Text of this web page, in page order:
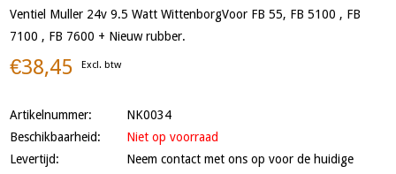
Ventiel Muller 24v 9.5 Watt WittenborgVoor FB 55, FB 5100 , FB
7100 , FB 7600 + Nieuw rubber.
€38,45 Excl. btw
Artikelnummer:
NK0034
Beschikbaarheid:
Niet op voorraad
Levertijd:
Neem contact met ons op voor de huidige